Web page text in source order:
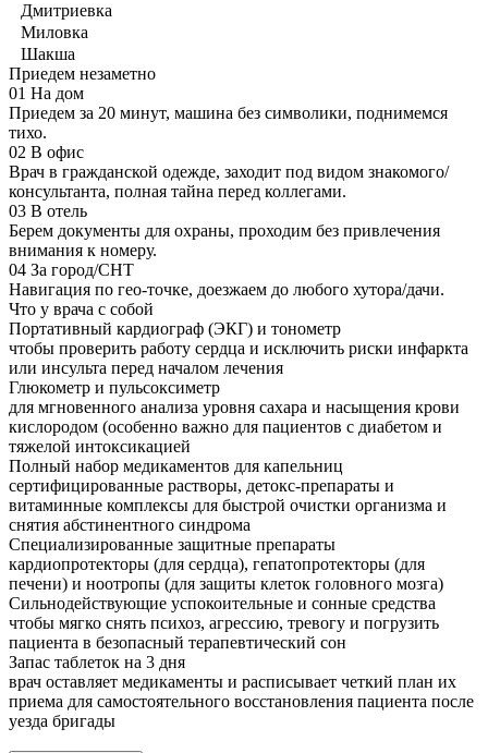
Дмитриевка
Миловка
Шакша
Приедем незаметно
01 На дом
Приедем за 20 минут, машина без символики, поднимемся
тихо.
02 В офис
Врач в гражданской одежде, заходит под видом знакомого/
консультанта, полная тайна перед коллегами.
03 В отель
Берем документы для охраны, проходим без привлечения
внимания к номеру.
04 За город/СНТ
Навигация по гео-точке, доезжаем до любого хутора/дачи.
Что у врача с собой
Портативный кардиограф (ЭКГ) и тонометр
чтобы проверить работу сердца и исключить риски инфаркта
или инсульта перед началом лечения
Глюкометр и пульсоксиметр
для мгновенного анализа уровня сахара и насыщения крови
кислородом (особенно важно для пациентов с диабетом и
тяжелой интоксикацией
Полный набор медикаментов для капельниц
сертифицированные растворы, детокс-препараты и
витаминные комплексы для быстрой очистки организма и
снятия абстинентного синдрома
Специализированные защитные препараты
кардиопротекторы (для сердца), гепатопротекторы (для
печени) и ноотропы (для защиты клеток головного мозга)
Сильнодействующие успокоительные и сонные средства
чтобы мягко снять психоз, агрессию, тревогу и погрузить
пациента в безопасный терапевтический сон
Запас таблеток на 3 дня
врач оставляет медикаменты и расписывает четкий план их
приема для самостоятельного восстановления пациента после
уезда бригады